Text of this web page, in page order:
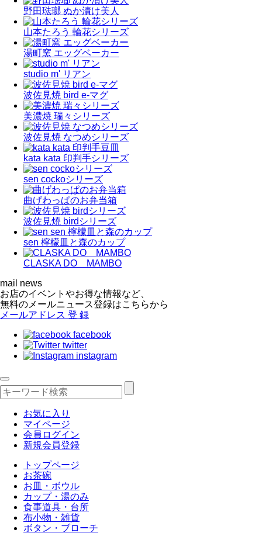
野田琺瑯 ぬか漬け美人
山本たろう 輪花シリーズ
湯町窯 エッグベーカー
studio m' リアン
波佐見焼 bird e-マグ
美濃焼 瑞々シリーズ
波佐見焼 なつめシリーズ
kata kata 印判手シリーズ
sen cockoシリーズ
曲げわっぱのお弁当箱
波佐見焼 birdシリーズ
sen 檸檬皿と森のカップ
CLASKA DO MAMBO
mail news
お店のイベントやお得な情報など、
無料のメールニュース登録はこちらから
メールアドレス 登 録
facebook
twitter
instagram
お気に入り
マイページ
会員ログイン
新規会員登録
トップページ
お茶碗
お皿・ボウル
カップ・湯のみ
食事道具・台所
布小物・雑貨
ボタン・ブローチ